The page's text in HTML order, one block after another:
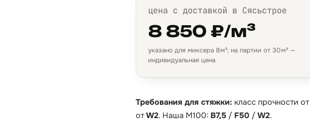
цена с доставкой в Сясьстрое
8 850 ₽/м³
указано для миксера 8 м³; на партии от 30 м³ —
индивидуальная цена
Требования для стяжки: класс прочности от
отW2. Наша М100: B7,5 / F50 / W2.